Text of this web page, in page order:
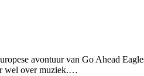
avontuur van Go Ahead
wel over muziek.…